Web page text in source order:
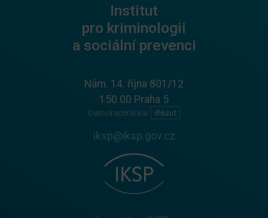
Institut
pro kriminologii
a sociální prevenci
Nám. 14. října 801/12
150 00 Praha 5
Datová schránka: ifi6zut
iksp@iksp.gov.cz